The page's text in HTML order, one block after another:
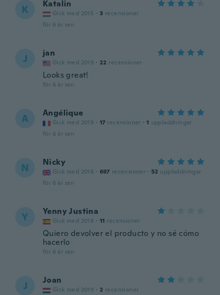
K Katalin
Gick med 2015 · 3 recensioner
för 6 år sen
J jan
Gick med 2019 · 22 recensioner
Looks great!
för 6 år sen
A Angélique
Gick med 2019 · 17 recensioner · 1 uppladdningar
för 6 år sen
N Nicky
Gick med 2018 · 697 recensioner · 52 uppladdningar
för 6 år sen
Y Yenny Justina
Gick med 2018 · 11 recensioner
Quiero devolver el producto y no sé cómo
hacerlo
för 6 år sen
J Joan
Gick med 2019 · 2 recensioner